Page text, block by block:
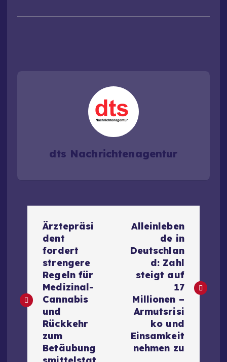
dts Nachrichtenagentur
t
Ärztepräsi
dent
fordert
strengere
Regeln für
Medizinal-
Cannabis
und
Rückkehr
zum
Betäubung
Alleinleben
de in
Deutschlan
d: Zahl
steigt auf
17
Millionen –
Armutsrisi
ko und
Einsamkeit
nehmen zu